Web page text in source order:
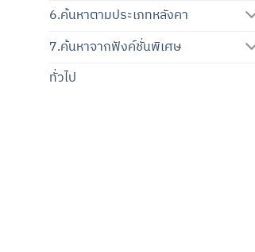
6.ค้นหาตามประเภทหลังคา
7.ค้นหาจากฟังค์ชั่นพิเศษ
ทั่วไป